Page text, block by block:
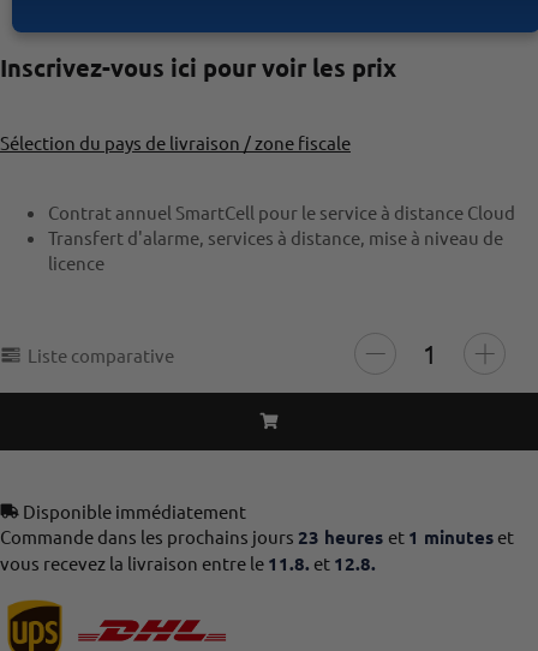
Inscrivez-vous ici pour voir les prix
Sélection du pays de livraison / zone fiscale
Contrat annuel SmartCell pour le service à distance Cloud
Transfert d'alarme, services à distance, mise à niveau de
licence
Disponible immédiatement
Commande dans les prochains jours 23 heures et 1 minutes et
vous recevez la livraison entre le 11.8. et 12.8.
Liste comparative